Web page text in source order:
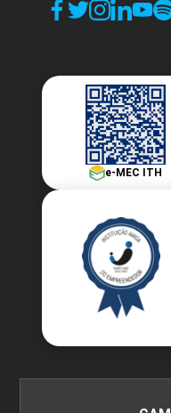
e-MEC ITH